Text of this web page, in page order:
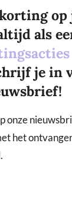
op
als
je in
onze
het